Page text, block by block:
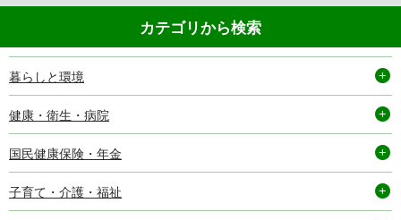
カテゴリから検索
暮らしと環境
健康・衛生・病院
国民健康保険・年金
子育て・介護・福祉